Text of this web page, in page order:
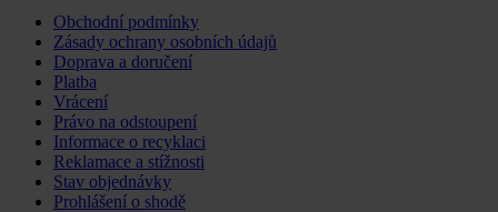
Obchodní podmínky
Zásady ochrany osobních údajů
Doprava a doručení
Platba
Vrácení
Právo na odstoupení
Informace o recyklaci
Reklamace a stížnosti
Stav objednávky
Prohlášení o shodě